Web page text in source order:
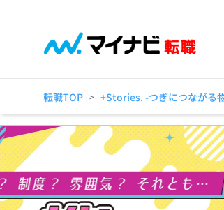
転職TOP > +Stories. -つぎにつながる